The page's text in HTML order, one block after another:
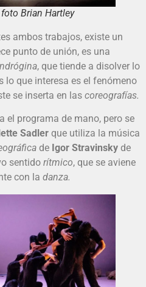
Brian Hartley
ambos trabajos, existe un
punto de unión, es una
, que tiende a disolver lo
lo que interesa es el fenómeno
se inserta en las coreografías.
el programa de mano, pero se
Sadler que utiliza la música
de Igor Stravinsky de
sentido rítmico, que se aviene
con la danza.